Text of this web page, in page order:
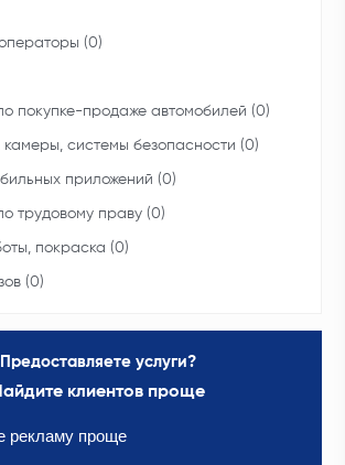
(0)
покупке-продаже автомобилей (0)
камеры, системы безопасности (0)
приложений (0)
трудовому праву (0)
покраска (0)
(0)
Предоставляете услуги?
клиентов проще
рекламу проще